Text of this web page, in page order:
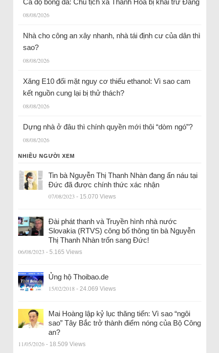
Cá độ bóng đá: Chủ tịch xã Thanh Hóa bị khai trừ Đảng
08/08/2026
Nhà cho công an xây nhanh, nhà tái định cư của dân thì
sao?
08/08/2026
Xăng E10 đối mặt nguy cơ thiếu ethanol: Vì sao cam
kết nguồn cung lại bị thử thách?
08/08/2026
Dựng nhà ở đâu thì chính quyền mới thôi “dòm ngó”?
08/08/2026
NHIỀU NGƯỜI XEM
Tin bà Nguyễn Thị Thanh Nhàn đang ẩn náu tại
Đức đã được chính thức xác nhận
07/08/2023 - 15.070 Views
Đài phát thanh và Truyền hình nhà nước
Slovakia (RTVS) công bố thông tin bà Nguyễn
Thị Thanh Nhàn trốn sang Đức!
06/08/2023 - 5.165 Views
Ủng hộ Thoibao.de
15/02/2018 - 24.069 Views
Mai Hoàng lập kỷ lục thăng tiến: Vì sao “ngôi
sao” Tây Bắc trở thành điểm nóng của Bộ Công
an?
11/05/2026 - 18.509 Views